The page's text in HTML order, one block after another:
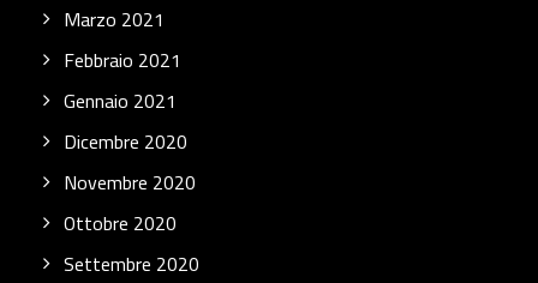
Marzo 2021
Febbraio 2021
Gennaio 2021
Dicembre 2020
Novembre 2020
Ottobre 2020
Settembre 2020